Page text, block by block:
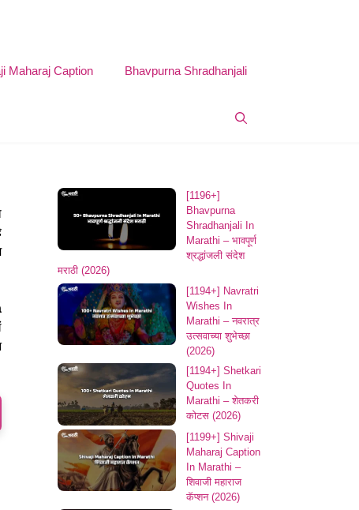
Maharaj Caption Bhavpurna Shradhanjali
[1196+]
Bhavpurna
Shradhanjali In
Marathi – भावपूर्ण
श्रद्धांजली संदेश
मराठी (2026)
[1194+] Navratri
Wishes In
Marathi – नवरात्र
उत्सवाच्या शुभेच्छा
(2026)
[1194+] Shetkari
Quotes In
Marathi – शेतकरी
कोटस (2026)
[1199+] Shivaji
Maharaj Caption
In Marathi –
शिवाजी महाराज
कॅप्शन (2026)